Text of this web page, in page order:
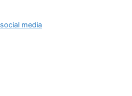
social media